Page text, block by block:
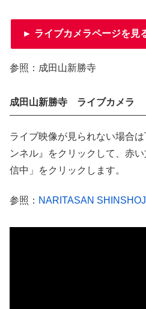
► ライブカメラページを見
参照：成田山新勝寺
成田山新勝寺 ライブカメラ
ライブ映像が見られない場合
ンネル』をクリックして、赤
信中」をクリックします。
参照： NARITASAN